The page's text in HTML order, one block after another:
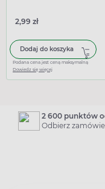
2,99 zł
Dodaj do koszyka
Podana cena jest ceną maksymalną
Dowiedz się więcej
2 600 punktów
Odbierz